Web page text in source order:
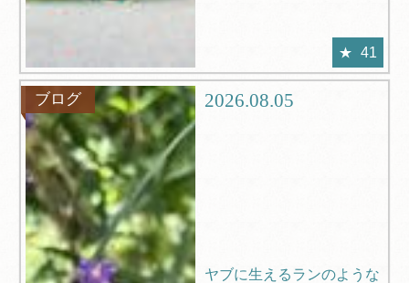
41
ブログ 2026.08.05
ヤブに生えるランのような